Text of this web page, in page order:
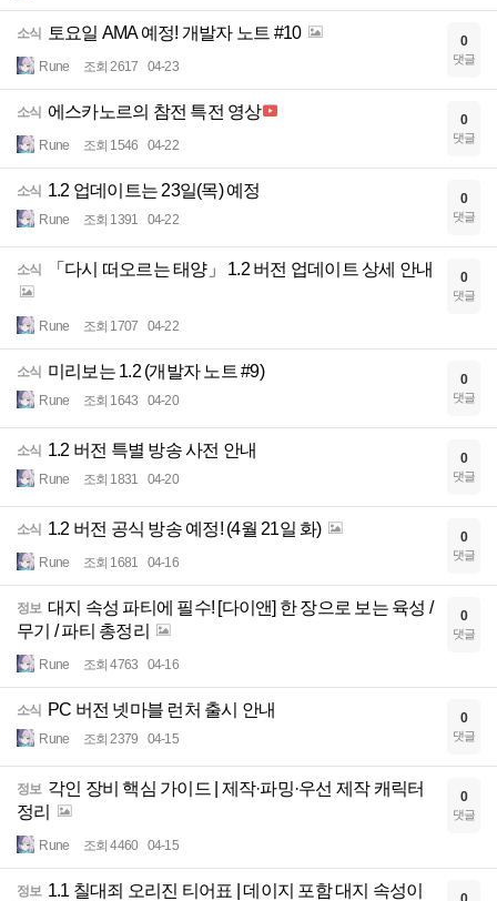
소식 토요일 AMA 예정! 개발자 노트 #10
Rune 조회 2617 04-23
0
댓글
소식 에스카노르의 참전 특전 영상
Rune 조회 1546 04-22
0
댓글
소식 1.2 업데이트는 23일(목) 예정
Rune 조회 1391 04-22
0
댓글
소식 「다시 떠오르는 태양」 1.2 버전 업데이트 상세 안내
Rune 조회 1707 04-22
0
댓글
소식 미리보는 1.2 (개발자 노트 #9)
Rune 조회 1643 04-20
0
댓글
소식 1.2 버전 특별 방송 사전 안내
Rune 조회 1831 04-20
0
댓글
소식 1.2 버전 공식 방송 예정! (4월 21일 화)
Rune 조회 1681 04-16
0
댓글
정보 대지 속성 파티에 필수! [다이앤] 한 장으로 보는 육성 /
무기 / 파티 총정리
Rune 조회 4763 04-16
0
댓글
소식 PC 버전 넷마블 런처 출시 안내
Rune 조회 2379 04-15
0
댓글
정보 각인 장비 핵심 가이드 | 제작·파밍·우선 제작 캐릭터
정리
Rune 조회 4460 04-15
0
댓글
정보 1.1 칠대죄 오리진 티어표 | 데이지 포함 대지 속성이